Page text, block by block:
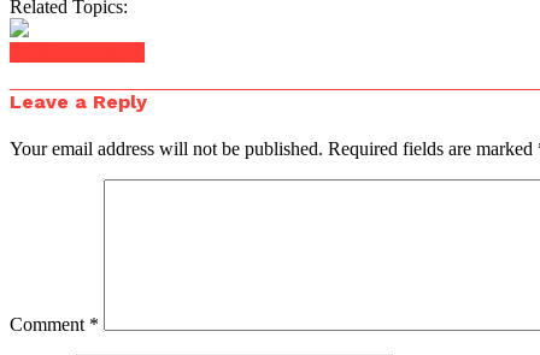
Related Topics:
Leave a Reply
Your email address will not be published. Required fields are marked
Comment *